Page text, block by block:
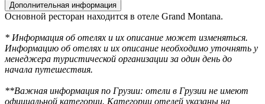
Дополнительная информация
Основной ресторан находится в отеле Grand Montana.
* Информация об отелях и их описание может изменяться.
Информацию об отелях и их описание необходимо уточнять у
менеджера туристической организации за один день до
начала путешествия.
**Важная информация по Грузии: отели в Грузии не имеют
официальной категории. Категории отелей указаны на